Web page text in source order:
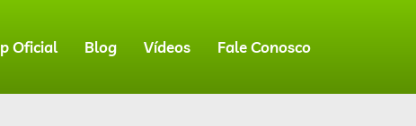
Oficial Blog Vídeos Fale Conosco